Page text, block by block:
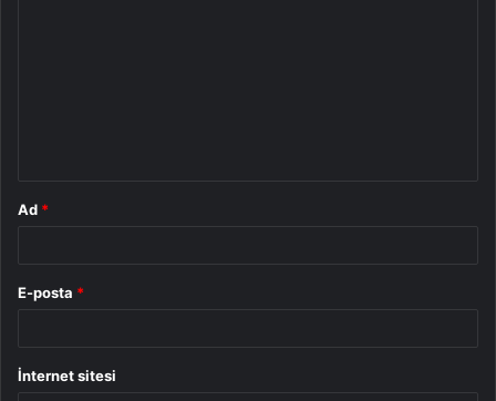
Ad *
E-posta *
İnternet sitesi